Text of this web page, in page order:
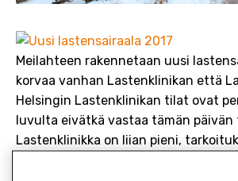
Meilahteen rakennetaan uusi
korvaa vanhan Lastenklinikan että
Helsingin Lastenklinikan tilat ovat
luvulta eivätkä vastaa tämän päivän
Lastenklinikka on liian pieni,